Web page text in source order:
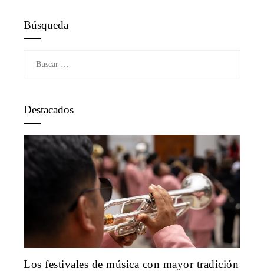
Búsqueda
Destacados
Los festivales de música con mayor tradición